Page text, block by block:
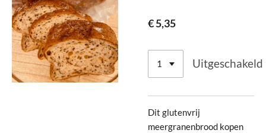
€ 5,35
Uitgeschakeld
Dit glutenvrij
meergranenbrood kopen